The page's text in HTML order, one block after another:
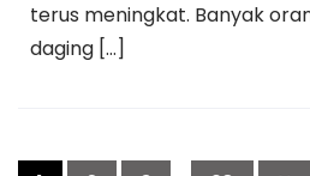
terus meningkat. Banyak
daging […]
Paginasi